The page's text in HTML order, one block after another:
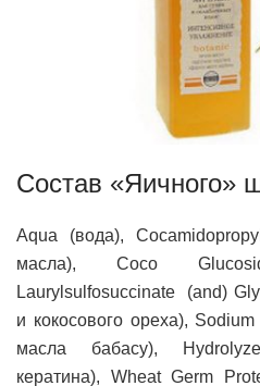
Состав «Яичного»
Aqua (вода),
масла), Coco
Laurylsulfosuccinate (and)
и кокосового ореха),
масла бабасу),
кератина), Wheat Germ